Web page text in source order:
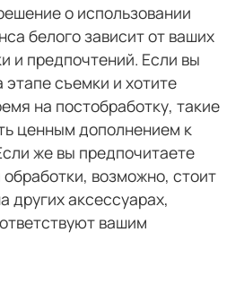
о использовании
белого зависит от ваших
и предпочтений. Если вы
этапе съемки и хотите
на постобработку, такие
ценным дополнением к
же вы предпочитаете
возможно, стоит
других аксессуарах,
вашим